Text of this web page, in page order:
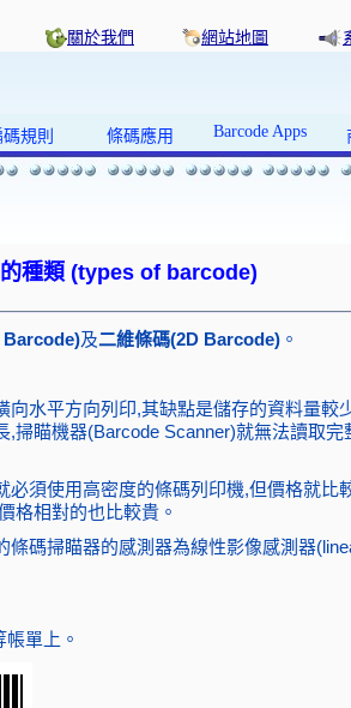
關於我們 網站地圖
規則 條碼應用 Barcode Apps
種類 (types of barcode)
Barcode)及二維條碼(2D Barcode) 。
向水平方向列印,其缺點是儲存的資料量較
掃瞄機器(Barcode Scanner)就無法讀取完
必須使用高密度的條碼列印機,但價格就比
格相對的也比較貴。
碼掃瞄器的感測器為線性影像感測器
帳單上。